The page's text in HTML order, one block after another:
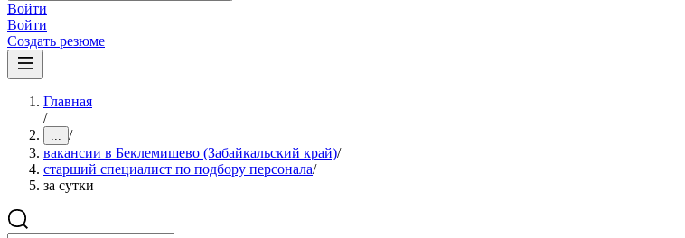
Войти
Войти
Создать резюме
Главная
/
... /
вакансии в Беклемишево (Забайкальский край)/
старший специалист по подбору персонала/
за сутки